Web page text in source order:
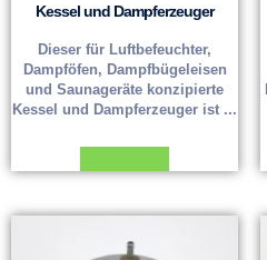
Kessel und Dampferzeuger
Dieser für Luftbefeuchter,
Dampföfen, Dampfbügeleisen
und Saunageräte konzipierte
Kessel und Dampferzeuger ist ...